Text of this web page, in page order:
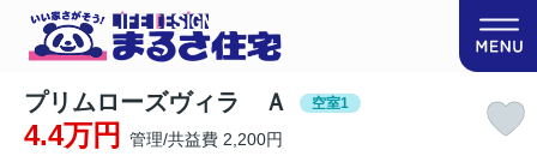
プリムローズヴィラ Ａ 空室1
4.4万円 管理/共益費 2,200円